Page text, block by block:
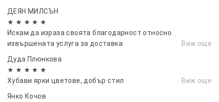
ДЕЯН МИЛСЪН
★ ★ ★ ★ ★
Искам да израза своята благодарност относно
извършената услуга за доставка
Виж още
Дуда Плюнкова
★ ★ ★ ★ ★
Хубави ярки цветове, добър стил
Виж още
Янко Кочов